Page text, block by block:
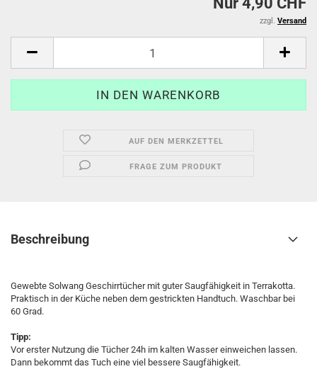
zzgl. Versand
AUF DEN MERKZETTEL
FRAGE ZUM PRODUKT
Beschreibung
Gewebte Solwang Geschirrtücher mit guter Saugfähigkeit in Terrakotta.
Praktisch in der Küche neben dem gestrickten Handtuch. Waschbar bei
60 Grad.
Tipp:
Vor erster Nutzung die Tücher 24h im kalten Wasser einweichen lassen.
Dann bekommt das Tuch eine viel bessere Saugfähigkeit.